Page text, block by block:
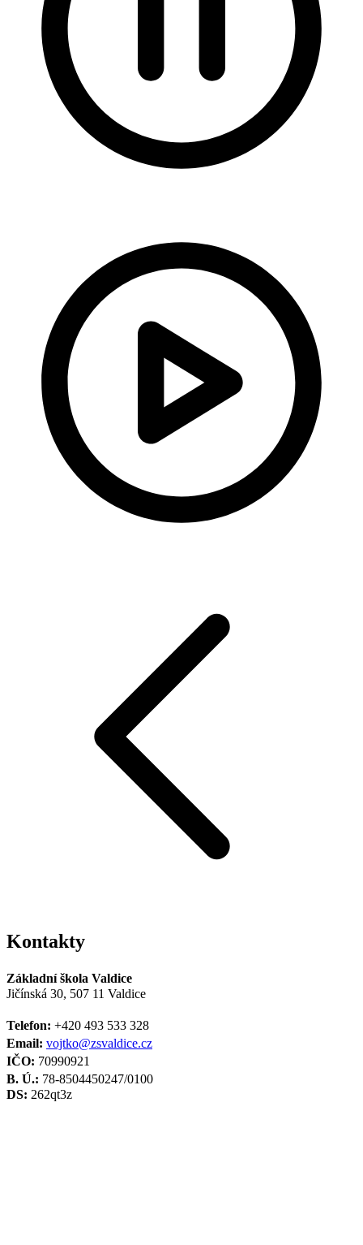
Kontakty
Základní škola Valdice
Jičínská 30, 507 11 Valdice
Telefon: +420 493 533 328
Email: vojtko@zsvaldice.cz
IČO: 70990921
B. Ú.: 78-8504450247/0100
DS: 262qt3z